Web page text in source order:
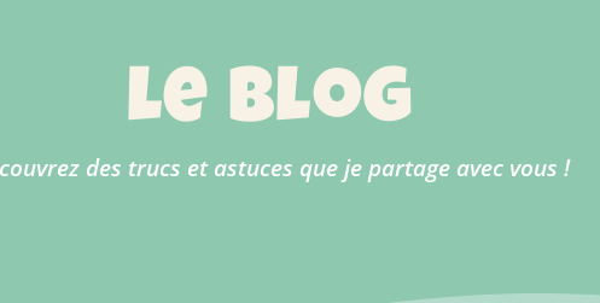
le blog
des trucs et astuces que je partage avec vous !